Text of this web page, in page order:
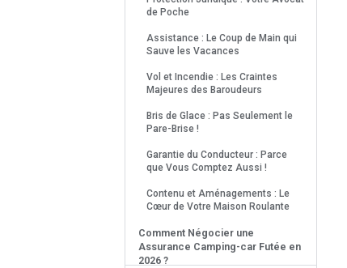
de Poche
Assistance : Le Coup de Main qui
Sauve les Vacances
Vol et Incendie : Les Craintes
Majeures des Baroudeurs
Bris de Glace : Pas Seulement le
Pare-Brise !
Garantie du Conducteur : Parce
que Vous Comptez Aussi !
Contenu et Aménagements : Le
Cœur de Votre Maison Roulante
Comment Négocier une
Assurance Camping-car Futée en
2026 ?